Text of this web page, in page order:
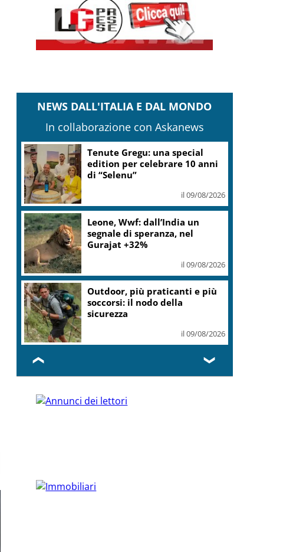
NEWS DALL'ITALIA E DAL MONDO
In collaborazione con Askanews
Tenute Gregu: una special
edition per celebrare 10 anni
di “Selenu”
il 09/08/2026
Leone, Wwf: dall’India un
segnale di speranza, nel
Gurajat +32%
il 09/08/2026
Outdoor, più praticanti e più
soccorsi: il nodo della
sicurezza
il 09/08/2026
❮ ❯